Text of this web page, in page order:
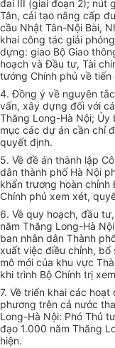
đai III (giai đoạn 2); nút
Tân, cải tạo nâng cấp
cầu Nhật Tân-Nội Bài,
khai công tác giải
dựng: giao Bộ Giao
hoạch và Đầu tư, Tài
tướng Chính phủ về tiến
4. Đồng ý về nguyên
vấn, xây dựng đối với
Thăng Long-Hà Nội; Ủy
mục các dự án cần chỉ
quyết định.
5. Về đề án thành lập
dân thành phố Hà Nội
khẩn trương hoàn
Chính phủ xem xét,
6. Về quy hoạch, đầu
năm Thăng Long-Hà
ban nhân dân Thành
xuất việc điều chỉnh,
mô mới của khu vực
khi trình Bộ Chính trị
7. Về triển khai các
phương trên cả nước
Long-Hà Nội: Phó Thủ
đạo 1.000 năm Thăng
hiện.